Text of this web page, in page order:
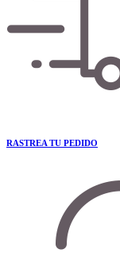
RASTREA TU PEDIDO